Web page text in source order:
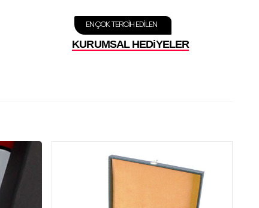
KURUMSAL HEDiYELER
EN ÇOK TERCIH EDILEN